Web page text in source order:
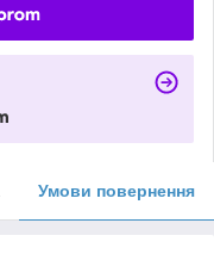
Умови повернення